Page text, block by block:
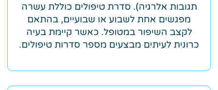
תגובות אלרגיה). סדרת טיפולים כוללת עשרה
מפגשים אחת לשבוע או שבועיים, בהתאם
לקצב השיפור במטופל. כאשר קיימת בעיה
כרונית לעיתים מבצעים מספר סדרות טיפולים.